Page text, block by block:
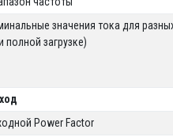
значения тока для
полной загрузке)
Power Factor